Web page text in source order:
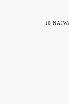
10